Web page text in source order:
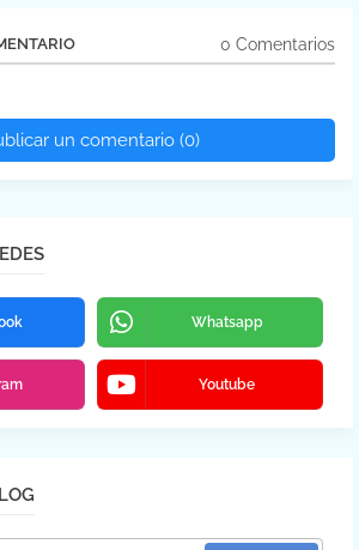
0 Comentarios
un comentario (0)
Whatsapp
Youtube